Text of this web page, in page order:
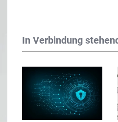
In Verbindung